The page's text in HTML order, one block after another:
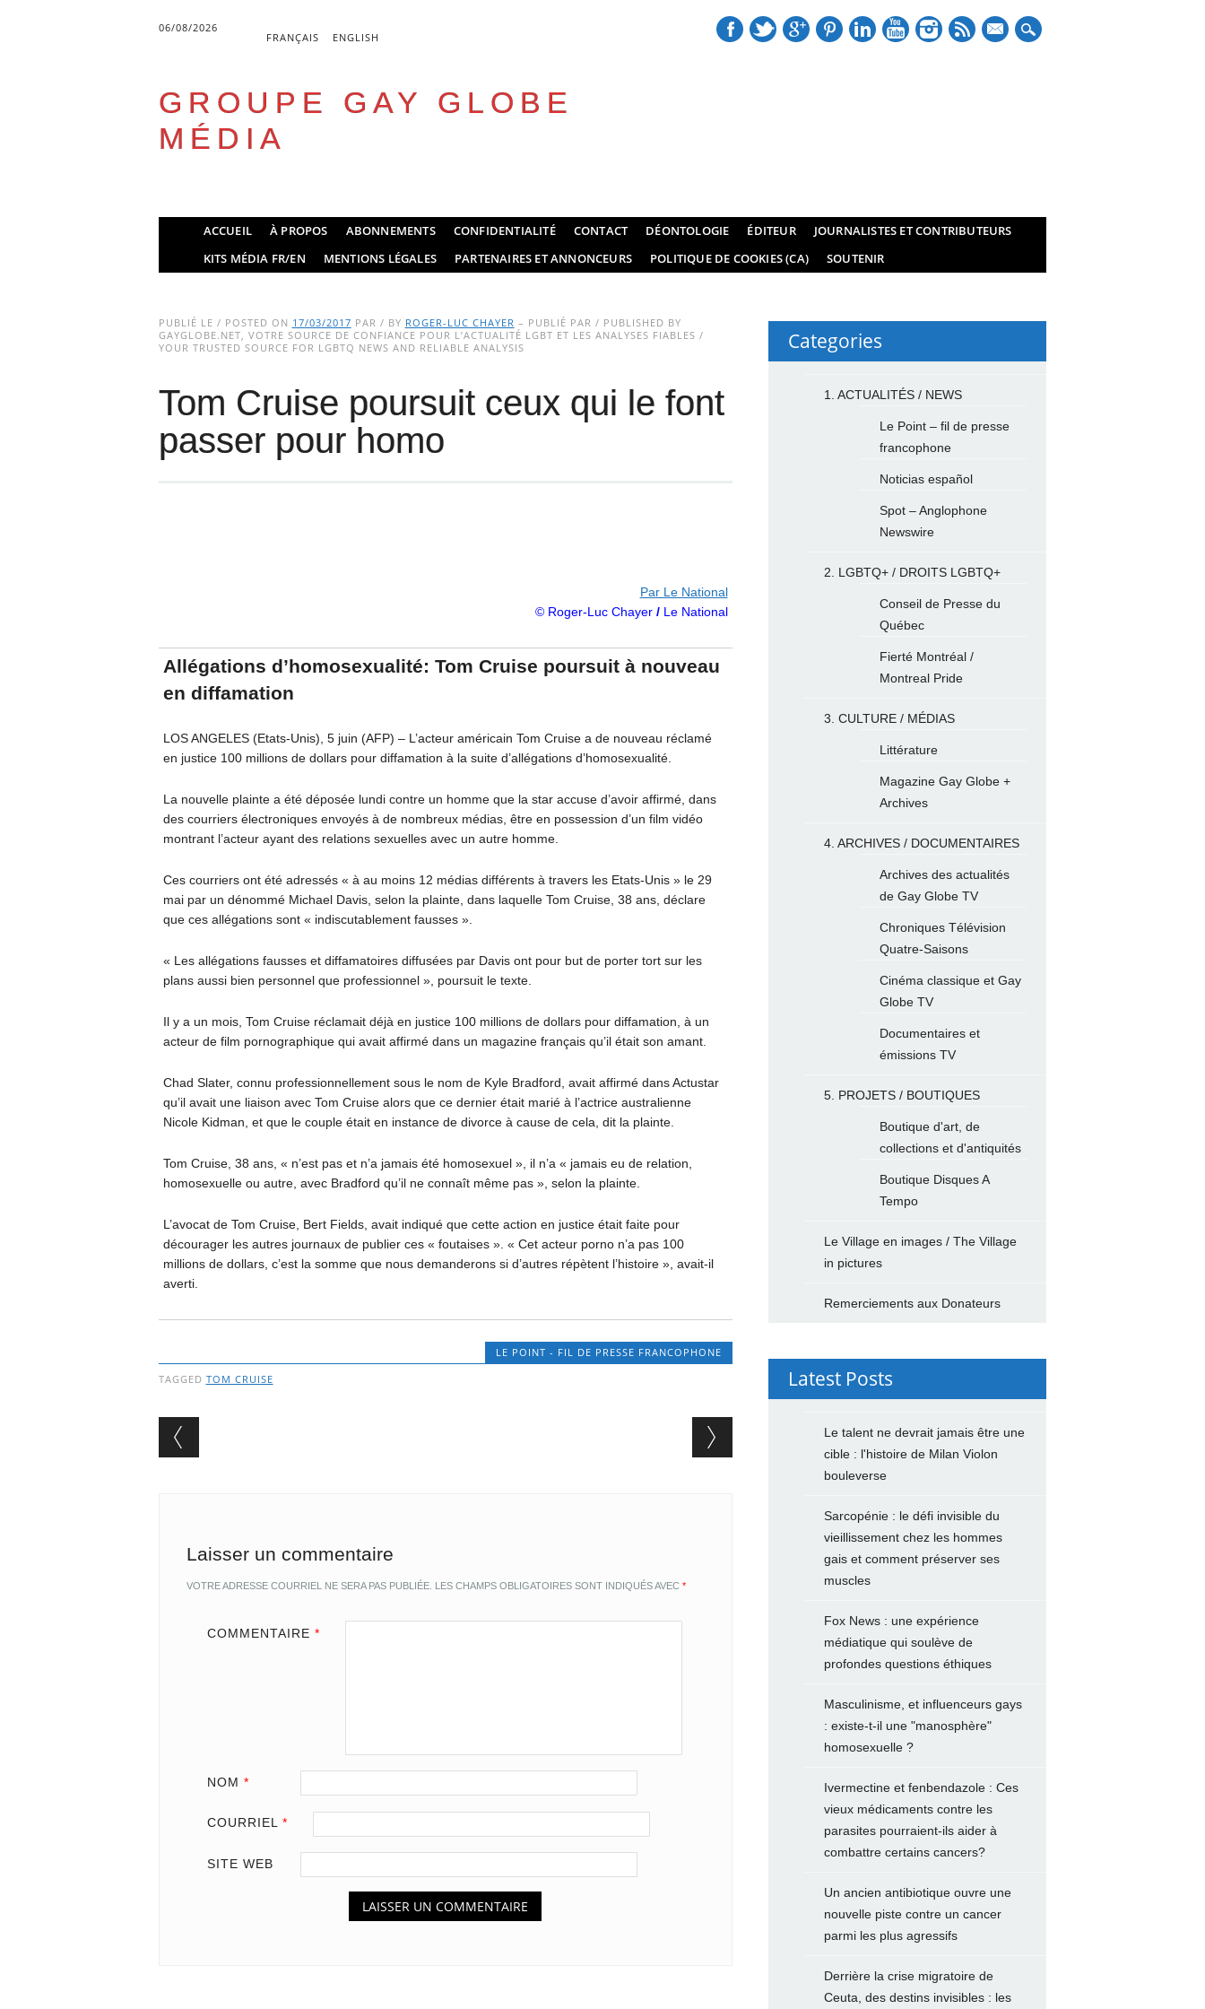
06/08/2026
FRANÇAIS ENGLISH
mail
GROUPE GAY GLOBE
MÉDIA
Main menu
ACCUEIL À PROPOS ABONNEMENTS CONFIDENTIALITÉ CONTACT DÉONTOLOGIE ÉDITEUR
JOURNALISTES ET CONTRIBUTEURS
KITS MÉDIA FR/EN
MENTIONS LÉGALES PARTENAIRES ET ANNONCEURS POLITIQUE DE COOKIES (CA) SOUTENIR
PUBLIÉ LE / POSTED ON 17/03/2017 PAR / BY ROGER-LUC CHAYER – PUBLIÉ PAR / PUBLISHED BY
GAYGLOBE.NET, VOTRE SOURCE DE CONFIANCE POUR L’ACTUALITÉ LGBT ET LES ANALYSES FIABLES /
YOUR TRUSTED SOURCE FOR LGBTQ NEWS AND RELIABLE ANALYSIS
Tom Cruise poursuit ceux qui le font
passer pour homo
Par Le National
© Roger-Luc Chayer/Le National
Allégations d’homosexualité: Tom Cruise poursuit à nouveau
en diffamation
LOS ANGELES (Etats-Unis), 5 juin (AFP) – L’acteur américain Tom Cruise a de nouveau réclamé
en justice 100 millions de dollars pour diffamation à la suite d’allégations d’homosexualité.
La nouvelle plainte a été déposée lundi contre un homme que la star accuse d’avoir affirmé, dans
des courriers électroniques envoyés à de nombreux médias, être en possession d’un film vidéo
montrant l’acteur ayant des relations sexuelles avec un autre homme.
Ces courriers ont été adressés « à au moins 12 médias différents à travers les Etats-Unis » le 29
mai par un dénommé Michael Davis, selon la plainte, dans laquelle Tom Cruise, 38 ans, déclare
que ces allégations sont « indiscutablement fausses ».
« Les allégations fausses et diffamatoires diffusées par Davis ont pour but de porter tort sur les
plans aussi bien personnel que professionnel », poursuit le texte.
Il y a un mois, Tom Cruise réclamait déjà en justice 100 millions de dollars pour diffamation, à un
acteur de film pornographique qui avait affirmé dans un magazine français qu’il était son amant.
Chad Slater, connu professionnellement sous le nom de Kyle Bradford, avait affirmé dans Actustar
qu’il avait une liaison avec Tom Cruise alors que ce dernier était marié à l’actrice australienne
Nicole Kidman, et que le couple était en instance de divorce à cause de cela, dit la plainte.
Tom Cruise, 38 ans, « n’est pas et n’a jamais été homosexuel », il n’a « jamais eu de relation,
homosexuelle ou autre, avec Bradford qu’il ne connaît même pas », selon la plainte.
L’avocat de Tom Cruise, Bert Fields, avait indiqué que cette action en justice était faite pour
décourager les autres journaux de publier ces « foutaises ». « Cet acteur porno n’a pas 100
millions de dollars, c’est la somme que nous demanderons si d’autres répètent l’histoire », avait-il
averti.
LE POINT - FIL DE PRESSE FRANCOPHONE
TAGGED TOM CRUISE
Post navigation
Laisser un commentaire
VOTRE ADRESSE COURRIEL NE SERA PAS PUBLIÉE. LES CHAMPS OBLIGATOIRES SONT INDIQUÉS AVEC *
COMMENTAIRE *
NOM *
COURRIEL *
SITE WEB
Categories
1. ACTUALITÉS / NEWS
Le Point – fil de presse
francophone
Noticias español
Spot – Anglophone
Newswire
2. LGBTQ+ / DROITS LGBTQ+
Conseil de Presse du
Québec
Fierté Montréal /
Montreal Pride
3. CULTURE / MÉDIAS
Littérature
Magazine Gay Globe +
Archives
4. ARCHIVES / DOCUMENTAIRES
Archives des actualités
de Gay Globe TV
Chroniques Télévision
Quatre-Saisons
Cinéma classique et Gay
Globe TV
Documentaires et
émissions TV
5. PROJETS / BOUTIQUES
Boutique d'art, de
collections et d'antiquités
Boutique Disques A
Tempo
Le Village en images / The Village
in pictures
Remerciements aux Donateurs
Latest Posts
Le talent ne devrait jamais être une
cible : l'histoire de Milan Violon
bouleverse
Sarcopénie : le défi invisible du
vieillissement chez les hommes
gais et comment préserver ses
muscles
Fox News : une expérience
médiatique qui soulève de
profondes questions éthiques
Masculinisme, et influenceurs gays
: existe-t-il une "manosphère"
homosexuelle ?
Ivermectine et fenbendazole : Ces
vieux médicaments contre les
parasites pourraient-ils aider à
combattre certains cancers?
Un ancien antibiotique ouvre une
nouvelle piste contre un cancer
parmi les plus agressifs
Derrière la crise migratoire de
Ceuta, des destins invisibles : les